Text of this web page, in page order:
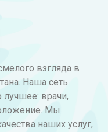
взгляда в
Наша сеть
лучшее: врачи,
Мы
наших услуг,